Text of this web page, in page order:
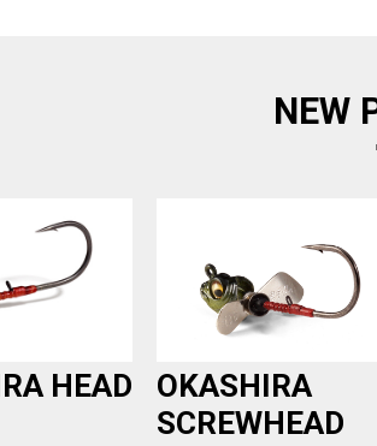
NEW
HEAD
OKASHIRA
SCREWHEAD